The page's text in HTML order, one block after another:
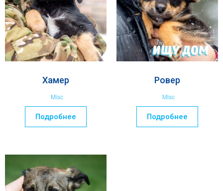
Хамер
Misc
Подробнее
Ровер
Misc
Подробнее